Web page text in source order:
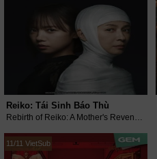
Reiko: Tái Sinh Báo Thù
Rebirth of Reiko: A Mother's Revenge (2025)
11/11 VietSub